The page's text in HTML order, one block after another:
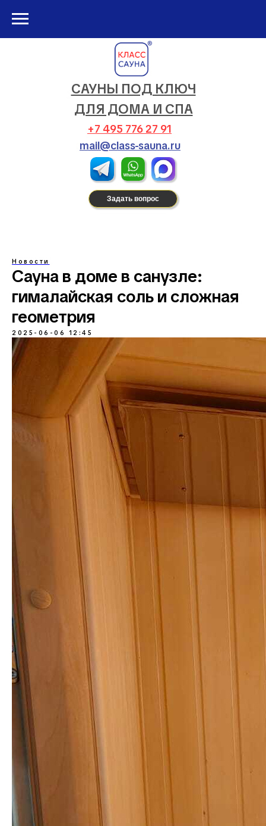
САУНЫ ПОД КЛЮЧ
ДЛЯ ДОМА И СПА
+7 495 776 27 91
mail@class-sauna.ru
Задать вопрос
Новости
Сауна в доме в санузле:
гималайская соль и сложная
геометрия
2025-06-06 12:45